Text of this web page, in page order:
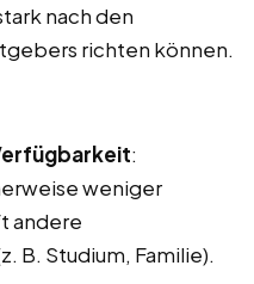
nach den
richten können.
:
weniger
andere
B. Studium, Familie).